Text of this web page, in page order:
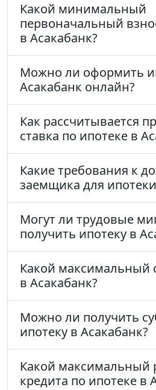
Какой минимальный
первоначальный
в Асакабанк?
Можно ли оформить
Асакабанк онлайн?
Как рассчитывается
ставка по ипотеке в
Какие требования к
заемщика для
Могут ли трудовые
получить ипотеку в
Какой максимальный
в Асакабанк?
Можно ли получить
ипотеку в Асакабанк?
Какой максимальный
кредита по ипотеке в